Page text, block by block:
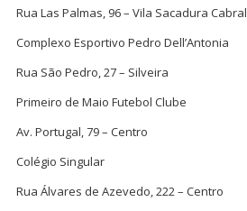
Rua Las Palmas, 96 – Vila Sacadura Cabral
Complexo Esportivo Pedro Dell’Antonia
Rua São Pedro, 27 – Silveira
Primeiro de Maio Futebol Clube
Av. Portugal, 79 – Centro
Colégio Singular
Rua Álvares de Azevedo, 222 – Centro